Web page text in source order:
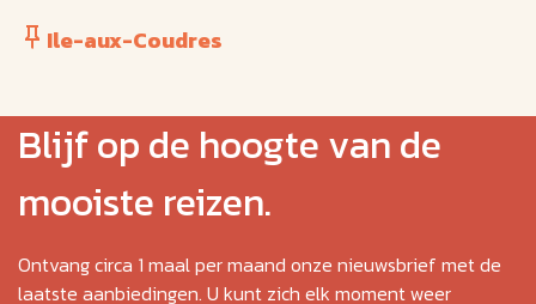
Ile-aux-Coudres
Blijf op de hoogte van de
mooiste reizen.
Ontvang circa 1 maal per maand onze nieuwsbrief met de
laatste aanbiedingen. U kunt zich elk moment weer